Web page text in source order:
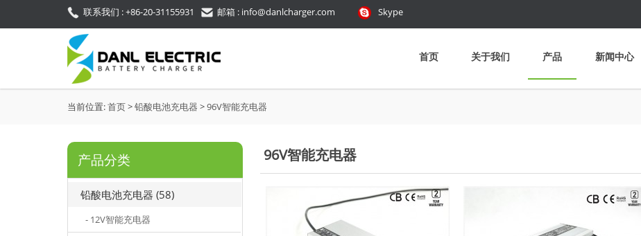
联系我们 : +86-20-31155931 邮箱 : info@danlcharger.com Skype
首页 关于我们 产品 新闻中心
当前位置:首页>铅酸电池充电器 >96V智能充电器
产品分类
铅酸电池充电器 (58)
- 12V智能充电器
96V智能充电器